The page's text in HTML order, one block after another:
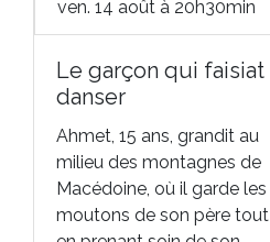
ven. 14 août à 20h30min
Le garçon qui faisiat
danser
Ahmet, 15 ans, grandit au
milieu des montagnes de
Macédoine, où il garde les
moutons de son père tout